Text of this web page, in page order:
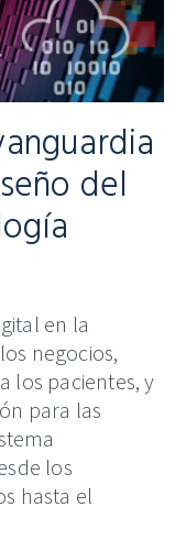
del
en la
negocios,
los pacientes, y
para las
los
hasta el